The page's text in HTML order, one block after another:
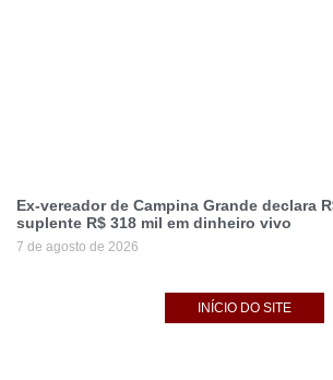
Ex-vereador de Campina Grande declara
suplente R$ 318 mil em dinheiro vivo
7 de agosto de 2026
INÍCIO DO SITE